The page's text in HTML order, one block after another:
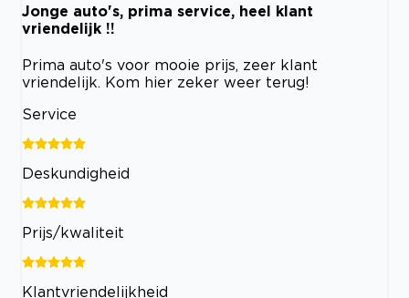
Jonge auto's, prima service, heel klant
vriendelijk !!
Prima auto's voor mooie prijs, zeer klant
vriendelijk. Kom hier zeker weer terug!
Service
Deskundigheid
Prijs/kwaliteit
Klantvriendelijkheid